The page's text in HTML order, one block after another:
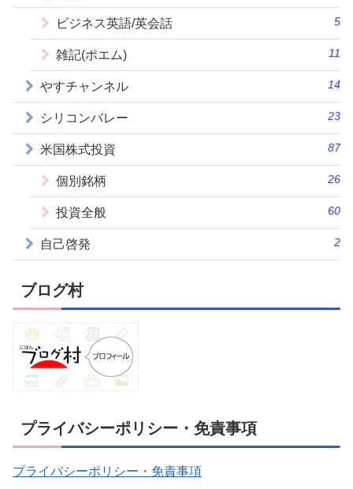
ビジネス英語/英会話 5
雑記(ポエム) 11
やすチャンネル 14
シリコンバレー 23
米国株式投資 87
個別銘柄 26
投資全般 60
自己啓発 2
ブログ村
プライバシーポリシー・免責事項
プライバシーポリシー・免責事項